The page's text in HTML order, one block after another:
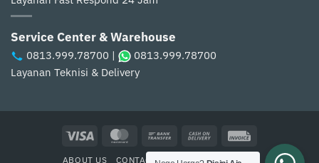
Service Center & Warehouse
0813.999.78700 | 0813.999.78700
Layanan Teknisi & Delivery
Visa MasterCardBank
Transfer
Cash
On
ABOUT US CONTACT US CARA PEMBELIAN